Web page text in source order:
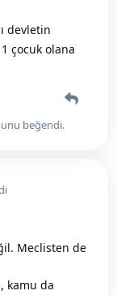
devletin
çocuk olana
beğendi.
Meclisten de
kamu da